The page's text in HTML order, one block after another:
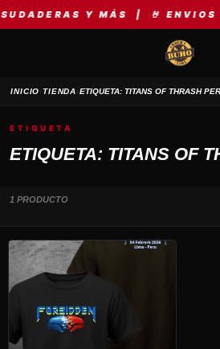
Y MÁS | 🤘 ENVIOS
INICIO›TIENDA›ETIQUETA: TITANS OF THRASH
ETIQUETA
ETIQUETA: TITANS OF
1 PRODUCTO